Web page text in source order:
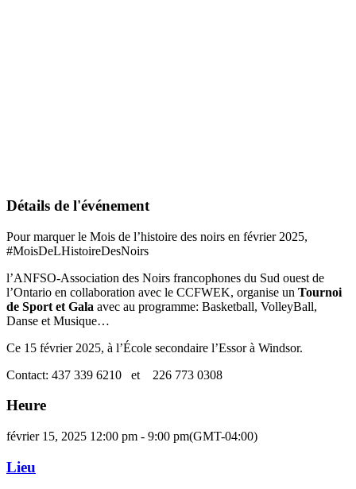
Détails de l'événement
Pour marquer le Mois de l’histoire des noirs en février 2025,
#MoisDeLHistoireDesNoirs
l’ANFSO-Association des Noirs francophones du Sud ouest de
l’Ontario en collaboration avec le CCFWEK, organise un Tournoi
de Sport et Gala avec au programme: Basketball, VolleyBall,
Danse et Musique…
Ce 15 février 2025, à l’École secondaire l’Essor à Windsor.
Contact: 437 339 6210
et 226 773 0308
Heure
février 15, 2025 12:00 pm - 9:00 pm(GMT-04:00)
Lieu